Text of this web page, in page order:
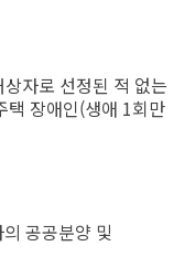
자로 선정된 적 없는
택 장애인(생애 1회만
공공분양 및